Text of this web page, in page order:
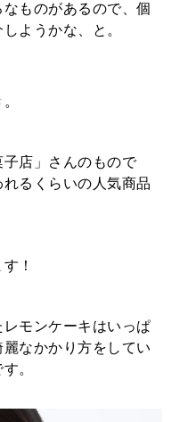
ものがあるので、個
ようかな、と。
店」さんのもので
るくらいの人気商品
！
モンケーキはいっぱ
なかかり方をしてい
。